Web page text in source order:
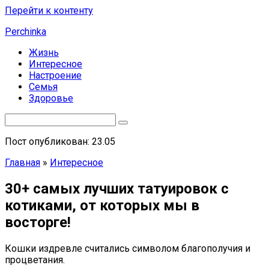
Перейти к контенту
Perchinka
Жизнь
Интересное
Настроение
Семья
Здоровье
Пост опубликован: 23.05
Главная » Интересное
30+ самых лучших татуировок с
котиками, от которых мы в
восторге!
Кошки издревле считались символом благополучия и
процветания.